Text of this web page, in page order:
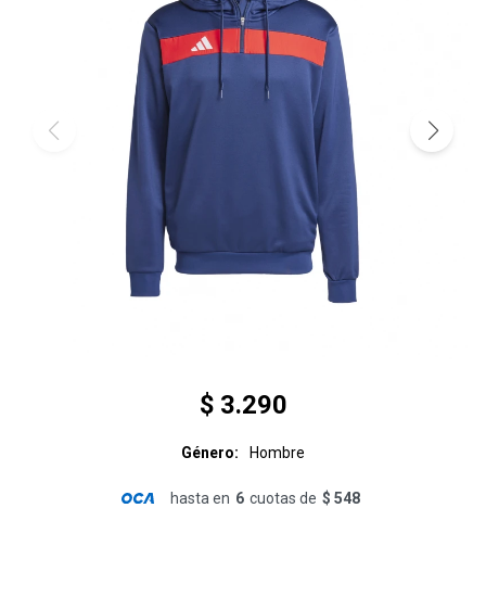
$ 3.290
Género Hombre
hasta en 6 cuotas de $ 548